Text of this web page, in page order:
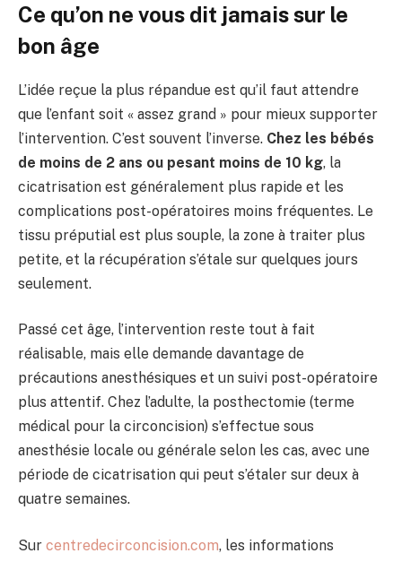
Ce qu’on ne vous dit jamais sur le
bon âge
L’idée reçue la plus répandue est qu’il faut attendre
que l’enfant soit « assez grand » pour mieux supporter
l’intervention. C’est souvent l’inverse. Chez les bébés
de moins de 2 ans ou pesant moins de 10 kg, la
cicatrisation est généralement plus rapide et les
complications post-opératoires moins fréquentes. Le
tissu préputial est plus souple, la zone à traiter plus
petite, et la récupération s’étale sur quelques jours
seulement.
Passé cet âge, l’intervention reste tout à fait
réalisable, mais elle demande davantage de
précautions anesthésiques et un suivi post-opératoire
plus attentif. Chez l’adulte, la posthectomie (terme
médical pour la circoncision) s’effectue sous
anesthésie locale ou générale selon les cas, avec une
période de cicatrisation qui peut s’étaler sur deux à
quatre semaines.
Sur centredecirconcision.com, les informations